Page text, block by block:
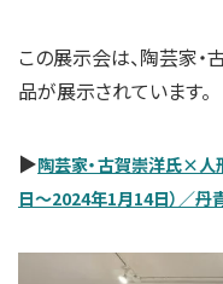
この展示会は、陶芸家
品が展示されています。
▶陶芸家・古賀崇洋氏×人
日～2024年1月14日）／丹